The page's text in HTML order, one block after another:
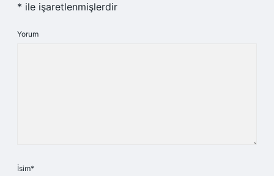
* ile işaretlenmişlerdir
Yorum
İsim*